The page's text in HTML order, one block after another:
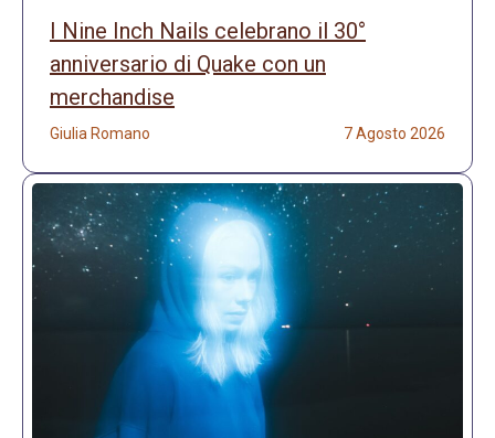
I Nine Inch Nails celebrano il 30°
anniversario di Quake con un
merchandise
Giulia Romano 7 Agosto 2026